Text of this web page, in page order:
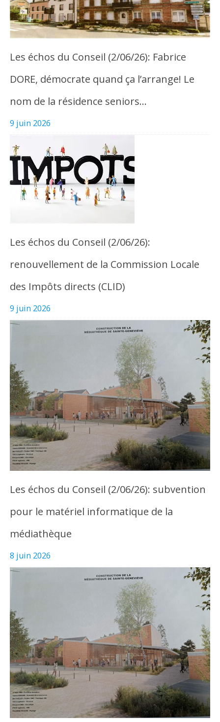
Les échos du Conseil (2/06/26): Fabrice
DORE, démocrate quand ça l’arrange! Le
nom de la résidence seniors…
9 juin 2026
Les échos du Conseil (2/06/26):
renouvellement de la Commission Locale
des Impôts directs (CLID)
9 juin 2026
Les échos du Conseil (2/06/26): subvention
pour le matériel informatique de la
médiathèque
8 juin 2026